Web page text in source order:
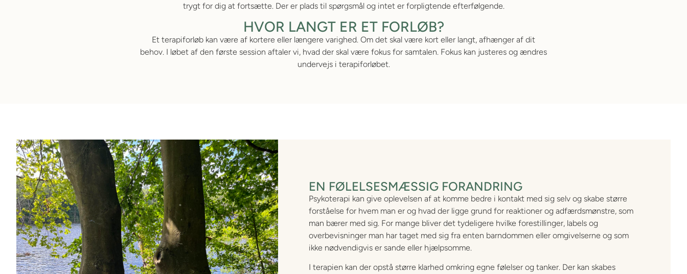
trygt for dig at fortsætte. Der er plads til spørgsmål og intet er forpligtende efterfølgende.
HVOR LANGT ER ET FORLØB?
Et terapiforløb kan være af kortere eller længere varighed. Om det skal være kort eller langt, afhænger af dit
behov. I løbet af den første session aftaler vi, hvad der skal være fokus for samtalen. Fokus kan justeres og ændres
undervejs i terapiforløbet.
EN FØLELSESMÆSSIG FORANDRING
Psykoterapi kan give oplevelsen af at komme bedre i kontakt med sig selv og skabe større
forståelse for hvem man er og hvad der ligge grund for reaktioner og adfærdsmønstre, som
man bærer med sig. For mange bliver det tydeligere hvilke forestillinger, labels og
overbevisninger man har taget med sig fra enten barndommen eller omgivelserne og som
ikke nødvendigvis er sande eller hjælpsomme.
I terapien kan der opstå større klarhed omkring egne følelser og tanker. Der kan skabes